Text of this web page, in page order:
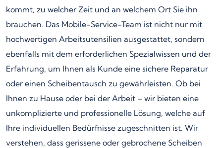
kommt, zu welcher Zeit und an welchem Ort Sie ihn
brauchen. Das Mobile-Service-Team ist nicht nur mit
hochwertigen Arbeitsutensilien ausgestattet, sondern
ebenfalls mit dem erforderlichen Spezialwissen und der
Erfahrung, um Ihnen als Kunde eine sichere Reparatur
oder einen Scheibentausch zu gewährleisten. Ob bei
Ihnen zu Hause oder bei der Arbeit – wir bieten eine
unkomplizierte und professionelle Lösung, welche auf
Ihre individuellen Bedürfnisse zugeschnitten ist. Wir
verstehen, dass gerissene oder gebrochene Scheiben